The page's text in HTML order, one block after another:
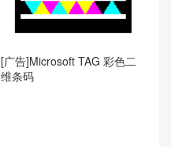
[广告]Microsoft TAG 彩色二
维条码